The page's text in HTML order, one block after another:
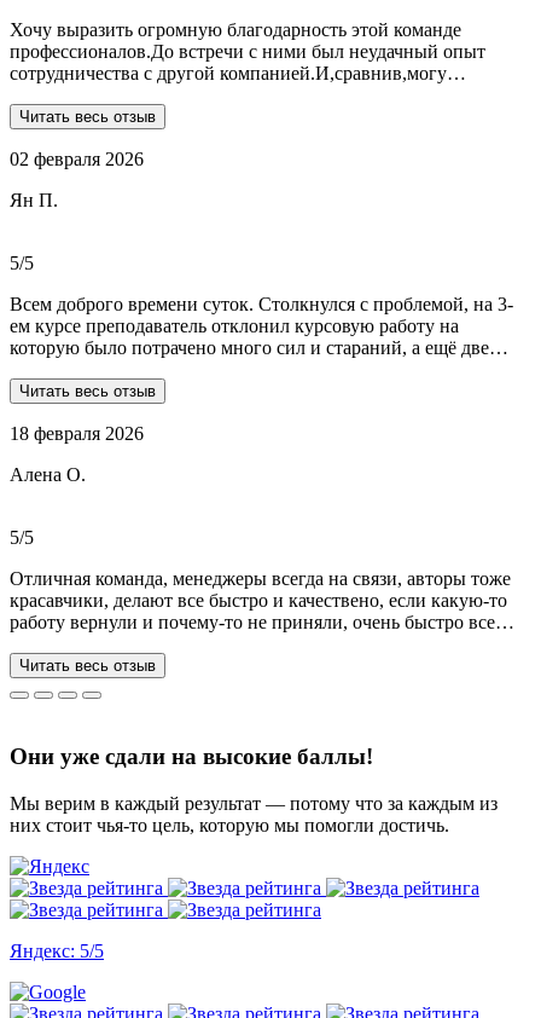
Хочу выразить огромную благодарность этой команде
профессионалов.До встречи с ними был неудачный опыт
сотрудничества с другой компанией.И,сравнив,могу
профессионалов.Условия,сроки были сразу оговорены и четко
уровне.А если возникали вопросы или проблемы,то помощь
помощь студентам,то только-сюда.Огромное спасибо!!!
Читать весь отзыв
02 февраля 2026
Ян П.
5/5
Всем доброго времени суток. Столкнулся с проблемой, на 3-
ем курсе преподаватель отклонил курсовую работу на
которую было потрачено много сил и стараний, а ещё две
обратился в Dist-help. Первый раз, были опасения и по срокам,
Ребята большие профессионалы, Алёна лучшая! Всё
Общение вызвало только позитивные эмоции. Все три работы
Читать весь отзыв
18 февраля 2026
Алена О.
5/5
Отличная команда, менеджеры всегда на связи, авторы тоже
красавчики, делают все быстро и качествено, если какую-то
работу вернули и почему-то не приняли, очень быстро все
за 3 недели, до последнего не верила, что такое возможно, но
все удалось. Спасибо, что вы есть))
Читать весь отзыв
Они уже сдали на высокие баллы!
Мы верим в каждый результат — потому что за каждым из
них стоит чья-то цель, которую мы помогли достичь.
Яндекс: 5/5